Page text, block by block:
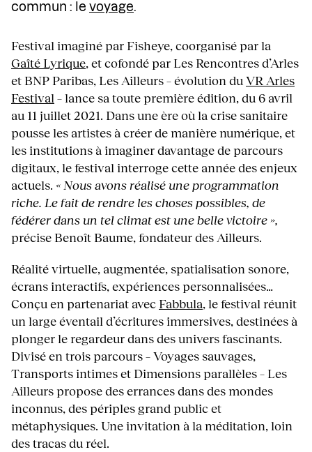
commun : le voyage.
Festival imaginé par Fisheye, coorganisé par la
Gaîté Lyrique, et cofondé par Les Rencontres d’Arles
et BNP Paribas, Les Ailleurs – évolution duVR Arles
Festival – lance sa toute première édition, du 6 avril
au 11 juillet 2021. Dans une ère où la crise sanitaire
pousse les artistes à créer de manière numérique, et
les institutions à imaginer davantage de parcours
digitaux, le festival interroge cette année des enjeux
actuels. « Nous avons réalisé une programmation
riche. Le fait de rendre les choses possibles, de
fédérer dans un tel climat est une belle victoire »,
précise Benoît Baume, fondateur des Ailleurs.
Réalité virtuelle, augmentée, spatialisation sonore,
écrans interactifs, expériences personnalisées…
Conçu en partenariat avec Fabbula, le festival réunit
un large éventail d’écritures immersives, destinées à
plonger le regardeur dans des univers fascinants.
Divisé en trois parcours – Voyages sauvages,
Transports intimes et Dimensions parallèles – Les
Ailleurs propose des errances dans des mondes
inconnus, des périples grand public et
métaphysiques. Une invitation à la méditation, loin
des tracas du réel.